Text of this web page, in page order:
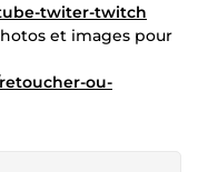
twiter-twitch
et images pour
ou-